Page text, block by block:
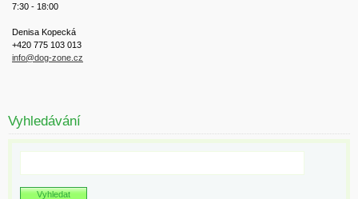
7:30 - 18:00
Denisa Kopecká
+420 775 103 013
info@dog-zone.cz
Vyhledávání